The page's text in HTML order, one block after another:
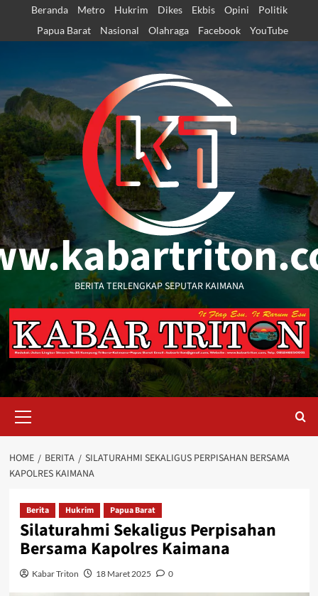
content
Beranda Metro Hukrim Dikes Ekbis Opini
Politik
Papua Barat
Nasional Olahraga Facebook YouTube
BERITA TERLENGKAP SEPUTAR KAIMANA
Menu
HOME BERITA
SILATURAHMI SEKALIGUS PERPISAHAN BERSAMA
KAPOLRES KAIMANA
Berita Hukrim Papua Barat
Silaturahmi Sekaligus Perpisahan
Bersama Kapolres Kaimana
Kabar Triton 18 Maret 2025 0